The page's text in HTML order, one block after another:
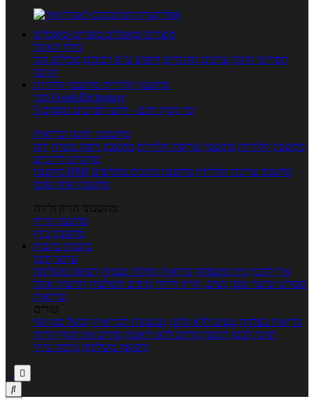
מוצרים ומאכלים מוצרים ומאכלים
מילון האוכל
תפריטי תזונה ערכים תזונתיים חיפוש ע"פ רכיבים מכילים הכי
הרבה
מחשבון קלוריות מחשבון קלוריות
מנוי FoodsDictionary
5 ימי ניסיון חינם - לחצו לפרטים נוספים
מחשבוני תזונה ובריאות
מחשבון קלוריות מחשבון שריפת קלוריות מחשבון דופק מטרה יחס
מותניים לירכיים
מחשבון BMI
מחשבון צריכת קלוריות מחשבון מינונים מומלצים
מחשבון אחוז שומן
מחשבוני הריון ולידה
מחשבון הריון
מחשבון ביוץ
כתבות כתבות
ערוצי תוכן
איך להכין בית ומשפחה בריאות מחלות ובעיות רפואה משלימה
ספורט וכושר גופני נשים, הריון ולידה טיפים והמלצות חדשות אוכל
ובריאות
טורים
בריאות בצלחת טעים ללא גלוטן טבעונות לבריאות לבשל כמו שף
תזונה לבטן רגועה מרזים ללא דיאטה מזיזים את הגוף הרזיה
ורפואה משלימה גורמה ביתי

